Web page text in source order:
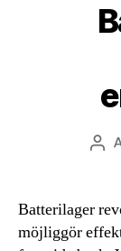
Batterilager
möjliggör